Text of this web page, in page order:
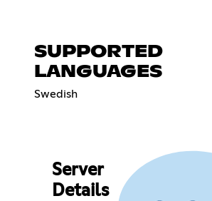
SUPPORTED
LANGUAGES
Swedish
Server
Details